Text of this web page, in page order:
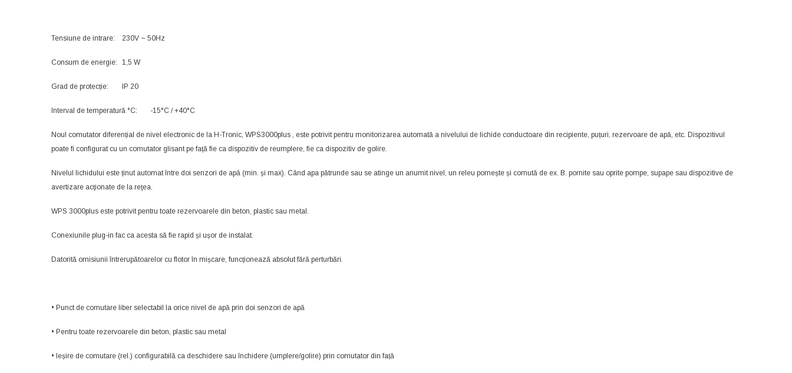
Tensiune de intrare: 230V ~ 50Hz
Consum de energie: 1,5 W
Grad de protecție: IP 20
Interval de temperatură °C: -15°C / +40°C
Noul comutator diferențial de nivel electronic de la H-Tronic, WPS3000plus , este potrivit pentru monitorizarea automată a nivelului de lichide conductoare din recipiente, puțuri, rezervoare de apă, etc. Dispozitivul
poate fi configurat cu un comutator glisant pe față fie ca dispozitiv de reumplere, fie ca dispozitiv de golire.
Nivelul lichidului este ținut automat între doi senzori de apă (min. și max). Când apa pătrunde sau se atinge un anumit nivel, un releu pornește și comută de ex. B. pornite sau oprite pompe, supape sau dispozitive de
avertizare acţionate de la reţea.
WPS 3000plus este potrivit pentru toate rezervoarele din beton, plastic sau metal.
Conexiunile plug-in fac ca acesta să fie rapid și ușor de instalat.
Datorită omisiunii întrerupătoarelor cu flotor în mișcare, funcționează absolut fără perturbări.
• Punct de comutare liber selectabil la orice nivel de apă prin doi senzori de apă
• Pentru toate rezervoarele din beton, plastic sau metal
• Ieșire de comutare (rel.) configurabilă ca deschidere sau închidere (umplere/golire) prin comutator din față